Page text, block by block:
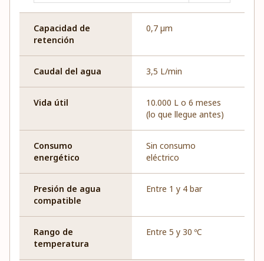
Capacidad de
retención
0,7 µm
Caudal del agua 3,5 L/min
Vida útil
10.000 L o 6 meses
(lo que llegue antes)
Consumo
energético
Sin consumo
eléctrico
Presión de agua
compatible
Entre 1 y 4 bar
Rango de
temperatura
Entre 5 y 30 ºC